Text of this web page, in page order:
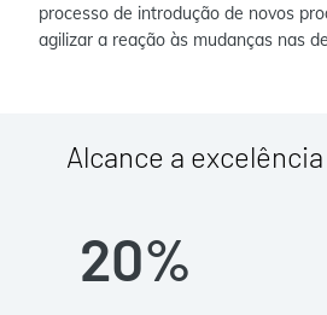
processo de introdução de novos
agilizar a reação às mudanças nas
Alcance a
20%